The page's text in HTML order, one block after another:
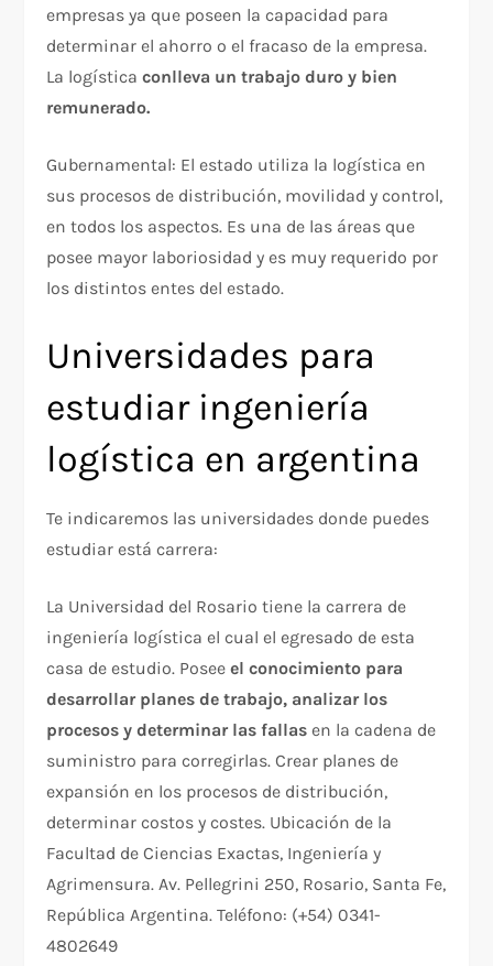
empresas ya que poseen la capacidad para
determinar el ahorro o el fracaso de la empresa.
La logística conlleva un trabajo duro y bien
remunerado.
Gubernamental: El estado utiliza la logística en
sus procesos de distribución, movilidad y control,
en todos los aspectos. Es una de las áreas que
posee mayor laboriosidad y es muy requerido por
los distintos entes del estado.
Universidades para
estudiar ingeniería
logística en argentina
Te indicaremos las universidades donde puedes
estudiar está carrera:
La Universidad del Rosario tiene la carrera de
ingeniería logística el cual el egresado de esta
casa de estudio. Poseeel conocimiento para
desarrollar planes de trabajo, analizar los
procesos y determinar las fallas en la cadena de
suministro para corregirlas. Crear planes de
expansión en los procesos de distribución,
determinar costos y costes. Ubicación de la
Facultad de Ciencias Exactas, Ingeniería y
Agrimensura. Av. Pellegrini 250, Rosario, Santa Fe,
República Argentina. Teléfono: (+54) 0341-
4802649